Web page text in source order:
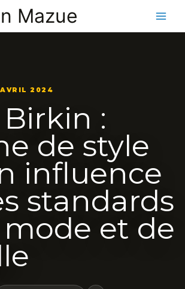
Mazue
2024
:
de style
influence
standards
et de